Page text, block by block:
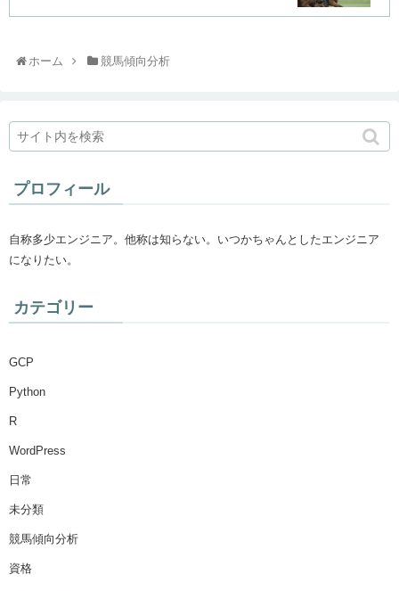
ホーム 競馬傾向分析
プロフィール
自称多少エンジニア。他称は知らない。いつかちゃんとしたエンジニア
になりたい。
カテゴリー
GCP
Python
R
WordPress
日常
未分類
競馬傾向分析
資格